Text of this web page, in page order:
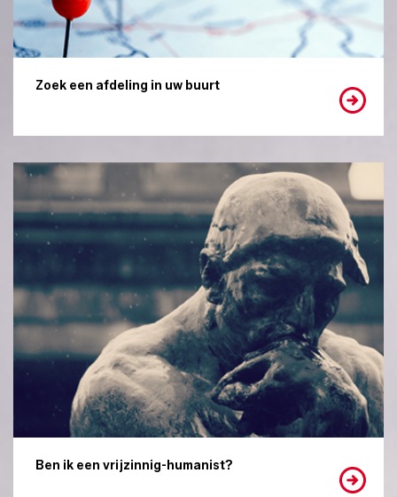
Zoek een afdeling in uw buurt
Ben ik een vrijzinnig-humanist?